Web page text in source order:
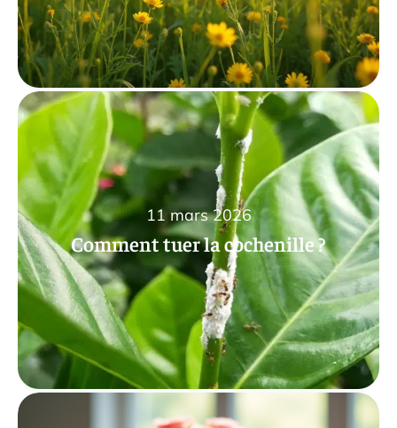
Comment tuer la cochenille ?
11 mars 2026